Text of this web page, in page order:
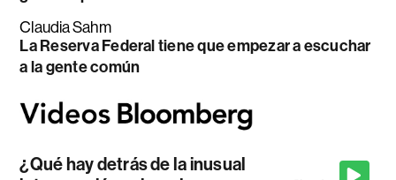
Claudia Sahm
La Reserva Federal tiene que empezar a escuchar
a la gente común
¿Qué hay detrás de la inusual